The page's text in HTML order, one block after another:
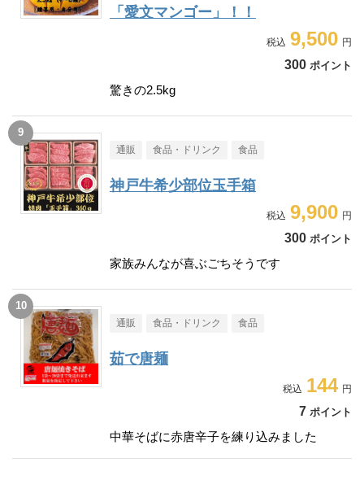
「愛文マンゴー」！！
9,500
300 ポイント
驚きの2.5kg
通販 食品・ドリンク 食品
神戸牛希少部位玉手箱
9,900
300 ポイント
家族みんなが喜ぶごちそうです
通販 食品・ドリンク 食品
茹で唐麺
144
7 ポイント
中華そばに赤唐辛子を練り込みました